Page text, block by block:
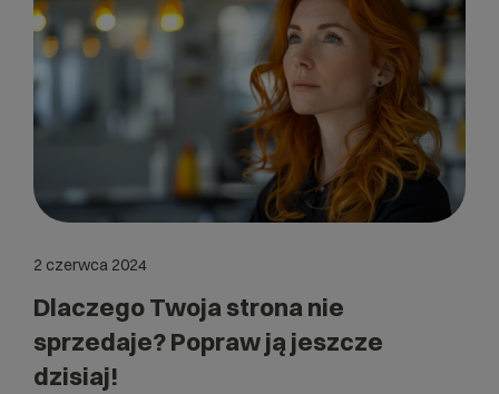
2 czerwca 2024
Dlaczego Twoja strona nie
sprzedaje? Popraw ją jeszcze
dzisiaj!